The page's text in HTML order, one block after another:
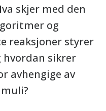
skjer med den
og
reaksjoner styrer
hvordan sikrer
avhengige av